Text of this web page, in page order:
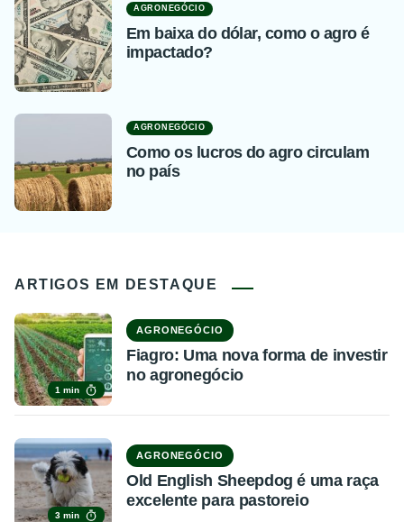
AGRONEGÓCIO
Em baixa do dólar, como o agro é
impactado?
AGRONEGÓCIO
Como os lucros do agro circulam
no país
ARTIGOS EM DESTAQUE
1 min
AGRONEGÓCIO
Fiagro: Uma nova forma de investir
no agronegócio
3 min
AGRONEGÓCIO
Old English Sheepdog é uma raça
excelente para pastoreio